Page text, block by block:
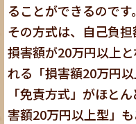
ることができるのです。
その方式は、自己負担
損害額が20万円以上
れる「損害額20万円以
「免責方式」がほと
害額20万円以上型」も